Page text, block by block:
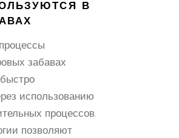
В
забавах
использованию
процессов.
позволяют